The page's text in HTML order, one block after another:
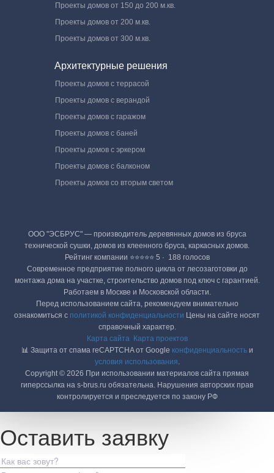
Проекты домов от 150 до 200 м.кв.
Проекты домов от 200 м.кв.
Проекты домов от 300 м.кв.
Архитектурные решения
Проекты домов с террасой
Проекты домов с верандой
Проекты домов с гаражом
Проекты домов с баней
Проекты домов с эркером
Проекты домов с балконом
Проекты домов со вторым светом
ООО "ЭСБРУС" — производитель деревянных домов из бруса
технической сушки, домов из клеенного бруса, каркасных домов.
Рейтинг компании ⭐⭐⭐⭐⭐ 5 · ‎ 188 голосов
Современное предприятие полного цикла от лесозаготовки до
монтажа дома на участке, строительство домов под ключ с гарантией.
Работаем в Москве и Московской области.
Перед использованием сайта, рекомендуем внимательно
ознакомиться с политикой конфиденциальности Цены на сайте носят
справочный характер.
Карта сайта
Карта проектов
📊 Защита от спама reCAPTCHA от Google конфиденциальностьи
условия использования.
Copyright © 2026 При использовании материалов сайта прямая
гиперссылка на s-brus.ru обязательна. Нарушения авторских прав
контролируется и преследуется по закону РФ
Оставить заявку